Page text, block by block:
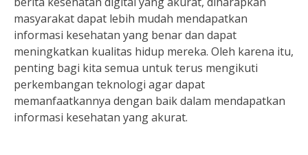
masyarakat dapat lebih mudah mendapatkan
informasi kesehatan yang benar dan dapat
meningkatkan kualitas hidup mereka. Oleh karena itu,
penting bagi kita semua untuk terus mengikuti
perkembangan teknologi agar dapat
memanfaatkannya dengan baik dalam mendapatkan
informasi kesehatan yang akurat.